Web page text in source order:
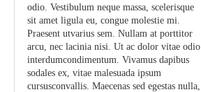
odio. Vestibulum neque massa, scelerisque
sit amet ligula eu, congue molestie mi.
Praesent utvarius sem. Nullam at porttitor
arcu, nec lacinia nisi. Ut ac dolor vitae odio
interdumcondimentum. Vivamus dapibus
sodales ex, vitae malesuada ipsum
cursusconvallis. Maecenas sed egestas nulla,